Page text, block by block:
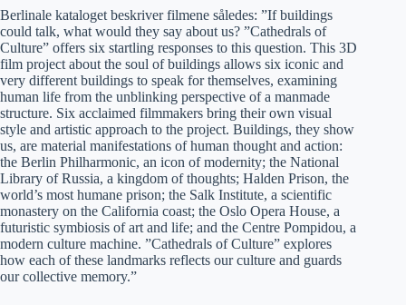
Berlinale kataloget beskriver filmene således: ”If buildings
could talk, what would they say about us? ”Cathedrals of
Culture” offers six startling responses to this question. This 3D
film project about the soul of buildings allows six iconic and
very different buildings to speak for themselves, examining
human life from the unblinking perspective of a manmade
structure. Six acclaimed filmmakers bring their own visual
style and artistic approach to the project. Buildings, they show
us, are material manifestations of human thought and action:
the Berlin Philharmonic, an icon of modernity; the National
Library of Russia, a kingdom of thoughts; Halden Prison, the
world’s most humane prison; the Salk Institute, a scientific
monastery on the California coast; the Oslo Opera House, a
futuristic symbiosis of art and life; and the Centre Pompidou, a
modern culture machine. ”Cathedrals of Culture” explores
how each of these landmarks reflects our culture and guards
our collective memory.”